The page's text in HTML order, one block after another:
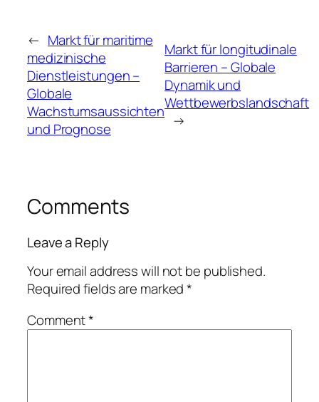
← Markt für maritime
medizinische
Dienstleistungen –
Globale
Wachstumsaussichten
und Prognose
Markt für longitudinale
Barrieren – Globale
Dynamik und
Wettbewerbslandschaft
→
Comments
Leave a Reply
Your email address will not be published.
Required fields are marked*
Comment*